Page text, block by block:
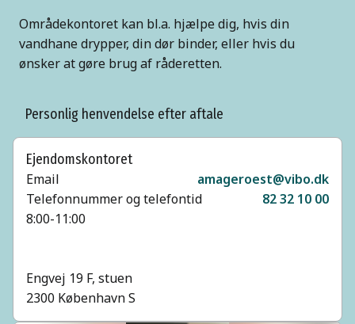
Områdekontoret kan bl.a. hjælpe dig, hvis din
vandhane drypper, din dør binder, eller hvis du
ønsker at gøre brug af råderetten.
Personlig henvendelse efter aftale
Ejendomskontoret
Email
amageroest@vibo.dk
Telefonnummer og telefontid
82 32 10 00
8:00-11:00
Engvej 19 F, stuen
2300 København S